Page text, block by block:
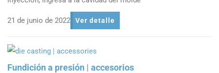
21 de junio de 2022 Ver detalle
Fundición a presión | accesorios